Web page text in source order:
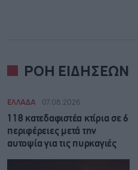
ΡΟΗ ΕΙΔΗΣΕΩΝ
ΕΛΛΑΔΑ 07.08.2026
118 κατεδαφιστέα κτίρια σε 6
περιφέρειες μετά την
αυτοψία για τις πυρκαγιές